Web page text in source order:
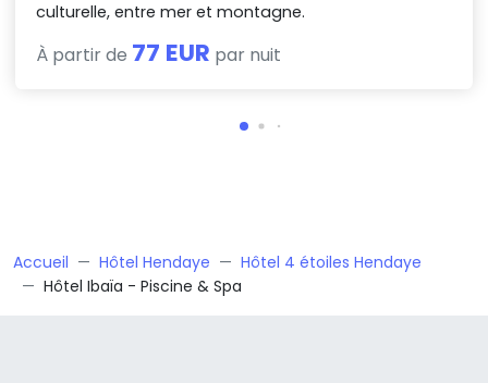
culturelle, entre mer et montagne.
À partir de 77 EUR par nuit
Accueil Hôtel Hendaye
Hôtel 4 étoiles Hendaye
Hôtel Ibaïa - Piscine & Spa